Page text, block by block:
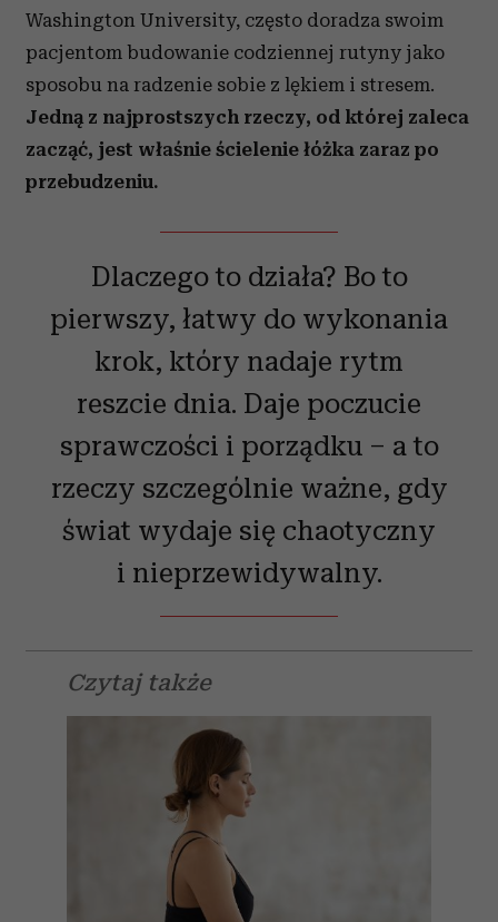
Washington University, często doradza swoim
pacjentom budowanie codziennej rutyny jako
sposobu na radzenie sobie z lękiem i stresem.
Jedną z najprostszych rzeczy, od której zaleca
zacząć, jest właśnie ścielenie łóżka zaraz po
przebudzeniu.
Dlaczego to działa? Bo to
pierwszy, łatwy do wykonania
krok, który nadaje rytm
reszcie dnia. Daje poczucie
sprawczości i porządku – a to
rzeczy szczególnie ważne, gdy
świat wydaje się chaotyczny
i nieprzewidywalny.
Czytaj także